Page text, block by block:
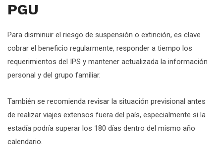
PGU
Para disminuir el riesgo de suspensión o extinción, es clave
cobrar el beneficio regularmente, responder a tiempo los
requerimientos del IPS y mantener actualizada la información
personal y del grupo familiar.
También se recomienda revisar la situación previsional antes
de realizar viajes extensos fuera del país, especialmente si la
estadía podría superar los 180 días dentro del mismo año
calendario.